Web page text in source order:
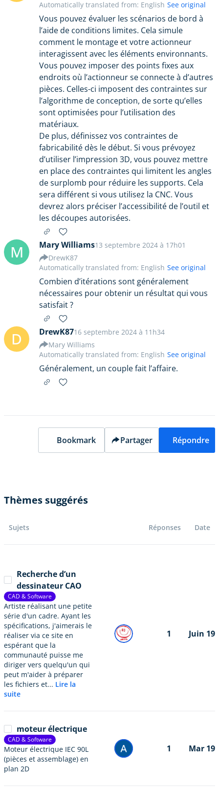
Vous pouvez évaluer les scénarios de bord à
l’aide de conditions limites. Cela simule
comment le montage et votre actionneur
interagissent avec les éléments environnants.
Vous pouvez imposer des points fixes aux
endroits où l’actionneur se connecte à d’autres
pièces. Celles-ci imposent des contraintes sur
l’algorithme de conception, de sorte qu’elles
sont optimisées pour l’utilisation des
matériaux.
De plus, définissez vos contraintes de
fabricabilité dès le début. Si vous prévoyez
d’utiliser l’impression 3D, vous pouvez mettre
en place des contraintes qui limitent les angles
de surplomb pour réduire les supports. Cela
sera différent si vous utilisez la CNC. Vous
devrez alors préciser l’accessibilité de l’outil et
les découpes autorisées.
Automatically translated from: English See original
M Mary Williams13 septembre 2024 à 17h01
DrewK87
Combien d’itérations sont généralement
nécessaires pour obtenir un résultat qui vous
satisfait ?
Automatically translated from: English See original
D DrewK8716 septembre 2024 à 11h34
Mary Williams
Généralement, un couple fait l’affaire.
Automatically translated from: English See original
Bookmark Partager Répondre
Thèmes suggérés
Sujets Réponses Date
Recherche d’un
dessinateur CAO
CAD & Software
Artiste réalisant une petite
série d'un cadre. Ayant les
spécifications, j'aimerais le
réaliser via ce site en
espérant que la
communauté puisse me
diriger vers quelqu'un qui
peut m'aider à préparer
les fichiers et... Lire la
suite
1 Juin 19
moteur électrique
CAD & Software
Moteur électrique IEC 90L
(pièces et assemblage) en
plan 2D
1 Mar 19